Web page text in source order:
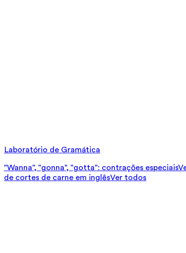
Laboratório de Gramática
"Wanna", "gonna", "gotta": contrações especiais
de cortes de carne em inglêsVer todos